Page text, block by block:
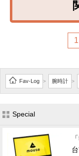
1
Fav-Log > 腕時計 >
Special